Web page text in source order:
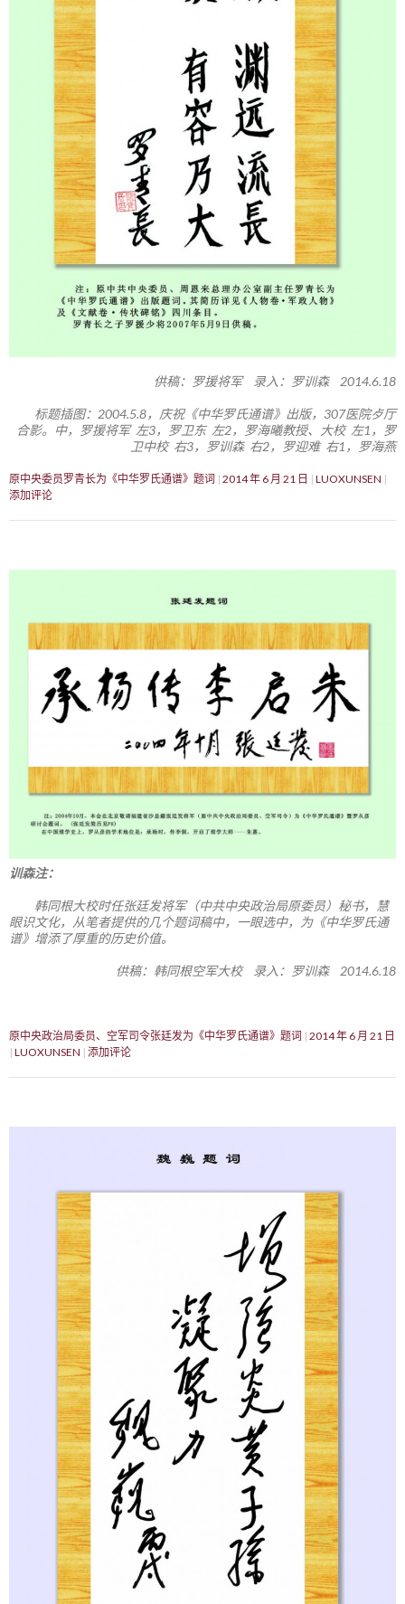
供稿：罗援将军 录入：罗训森 2014.6.18
标题插图：2004.5.8，庆祝《中华罗氏通谱》出版，307医院歺厅
合影。中，罗援将军 左3，罗卫东 左2，罗海曦教授、大校 左1，罗
卫中校 右3，罗训森 右2，罗迎难 右1，罗海燕
原中央委员罗青长为《中华罗氏通谱》题词 2014 年 6 月 21 日
LUOXUNSEN
添加评论
训森注：
韩同根大校时任张廷发将军（中共中央政治局原委员）秘书，慧
眼识文化，从笔者提供的几个题词稿中，一眼选中，为《中华罗氏通
谱》增添了厚重的历史价值。
供稿：韩同根空军大校 录入：罗训森 2014.6.18
原中央政治局委员、空军司令张廷发为《中华罗氏通谱》题词 2014 年 6 月 21 日
LUOXUNSEN 添加评论